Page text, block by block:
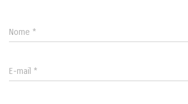
Nome *
E-mail *